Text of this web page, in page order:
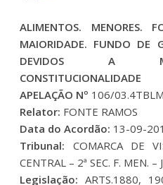
ALIMENTOS. MENORES.
MAIORIDADE. FUNDO DE
DEVIDOS A
CONSTITUCIONALIDADE
APELAÇÃO Nº 106/
Relator: FONTE RAMOS
Data do Acordão: 13-09-
Tribunal: COMARCA DE
CENTRAL – 2ª SEC. F. MEN. –
Legislação:ARTS.1880,